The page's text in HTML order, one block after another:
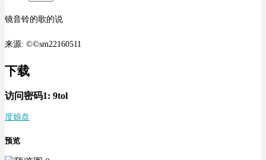
镜音铃的歌的说
来源: ©©sm22160511
下载
访问密码1: 9tol
度娘盘
预览